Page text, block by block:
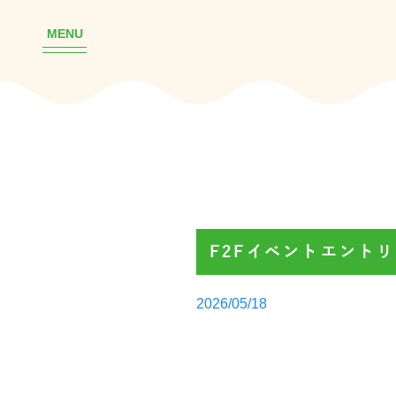
MENU
F2Fイベントエント
Posted
2026/05/18